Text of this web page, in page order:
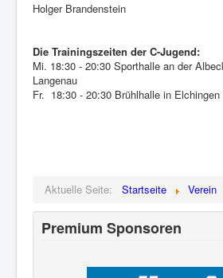
Holger Brandenstein
Die Trainingszeiten der C-Jugend:
Mi. 18:30 - 20:30 Sporthalle an der
Langenau
Fr. 18:30 - 20:30 Brühlhalle in Elchingen
Aktuelle Seite: Startseite Verein
Premium Sponsoren